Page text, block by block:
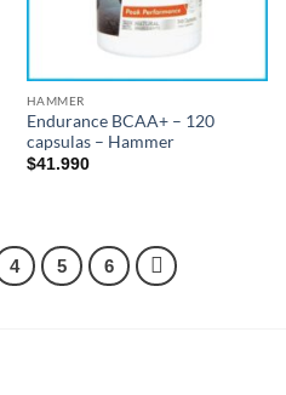
HAMMER
Endurance BCAA+ – 120
capsulas – Hammer
$41.990
4 5 6